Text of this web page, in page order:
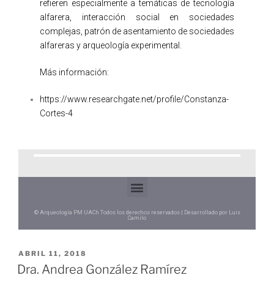
refieren especialmente a temáticas de tecnología
alfarera, interacción social en sociedades
complejas, patrón de asentamiento de sociedades
alfareras y arqueología experimental.
Más información:
https://www.researchgate.net/profile/Constanza-
Cortes-4
© Arqueología PM UACh Todos los derechos reservados | Desarrollado por Luis
Camilo
ABRIL 11, 2018
Dra. Andrea González Ramírez